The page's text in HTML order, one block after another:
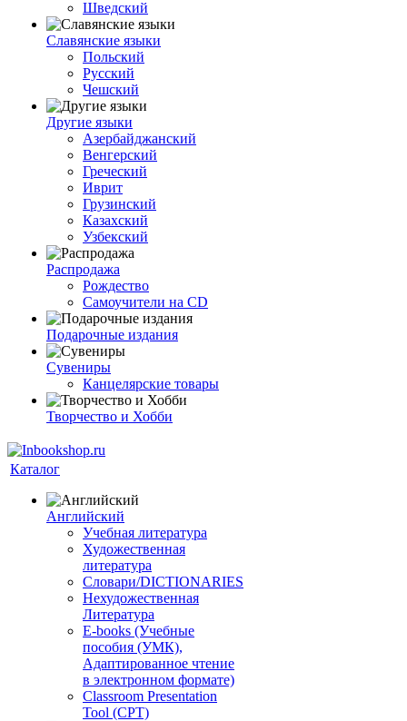
Шведский
Славянские языки
Польский
Русский
Чешский
Другие языки
Азербайджанский
Венгерский
Греческий
Иврит
Грузинский
Казахский
Узбекский
Распродажа
Рождество
Самоучители на CD
Подарочные издания
Сувениры
Канцелярские товары
Творчество и Хобби
Каталог
Английский
Учебная литература
Художественная
литература
Словари/DICTIONARIES
Нехудожественная
Литература
E-books (Учебные
пособия (УМК),
Адаптированное чтение
в электронном формате)
Classroom Presentation
Tool (CPT)